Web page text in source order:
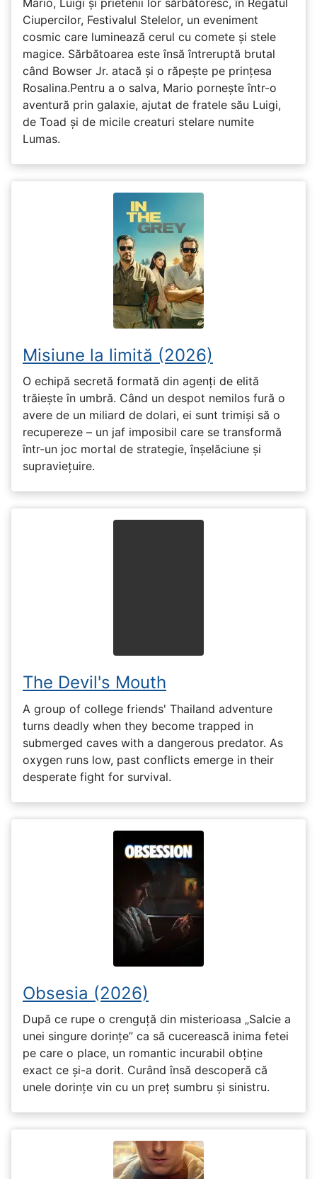
Mario, Luigi și prietenii lor sărbătoresc, în Regatul
Ciupercilor, Festivalul Stelelor, un eveniment
cosmic care luminează cerul cu comete și stele
magice. Sărbătoarea este însă întreruptă brutal
când Bowser Jr. atacă și o răpește pe prinţesa
Rosalina.Pentru a o salva, Mario pornește într-o
aventură prin galaxie, ajutat de fratele său Luigi,
de Toad și de micile creaturi stelare numite
Lumas.
Misiune la limită (2026)
O echipă secretă formată din agenți de elită
trăiește în umbră. Când un despot nemilos fură o
avere de un miliard de dolari, ei sunt trimiși să o
recupereze – un jaf imposibil care se transformă
într-un joc mortal de strategie, înșelăciune și
supraviețuire.
The Devil's Mouth
A group of college friends' Thailand adventure
turns deadly when they become trapped in
submerged caves with a dangerous predator. As
oxygen runs low, past conflicts emerge in their
desperate fight for survival.
Obsesia (2026)
După ce rupe o crenguță din misterioasa „Salcie a
unei singure dorințe” ca să cucerească inima fetei
pe care o place, un romantic incurabil obține
exact ce și-a dorit. Curând însă descoperă că
unele dorințe vin cu un preț sumbru și sinistru.